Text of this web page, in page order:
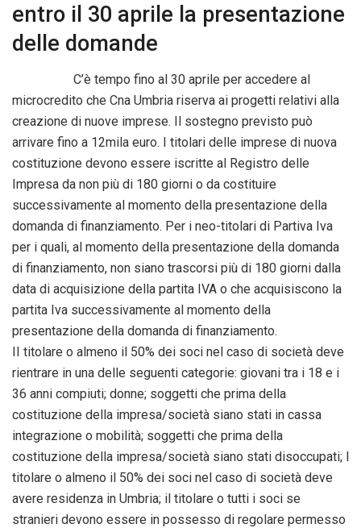
entro il 30 aprile la presentazione
delle domande
C’è tempo fino al 30 aprile per accedere al
microcredito che Cna Umbria riserva ai progetti relativi alla
creazione di nuove imprese. Il sostegno previsto può
arrivare fino a 12mila euro. I titolari delle imprese di nuova
costituzione devono essere iscritte al Registro delle
Impresa da non più di 180 giorni o da costituire
successivamente al momento della presentazione della
domanda di finanziamento. Per i neo-titolari di Partiva Iva
per i quali, al momento della presentazione della domanda
di finanziamento, non siano trascorsi più di 180 giorni dalla
data di acquisizione della partita IVA o che acquisiscono la
partita Iva successivamente al momento della
presentazione della domanda di finanziamento.
II titolare o almeno il 50% dei soci nel caso di società deve
rientrare in una delle seguenti categorie: giovani tra i 18 e i
36 anni compiuti; donne; soggetti che prima della
costituzione della impresa/società siano stati in cassa
integrazione o mobilità; soggetti che prima della
costituzione della impresa/società siano stati disoccupati; l
titolare o almeno il 50% dei soci nel caso di società deve
avere residenza in Umbria; il titolare o tutti i soci se
stranieri devono essere in possesso di regolare permesso